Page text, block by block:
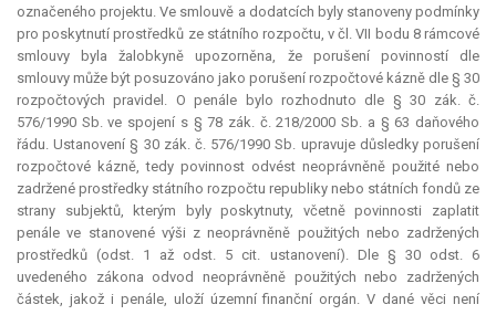
označeného projektu. Ve smlouvě a dodatcích byly stanoveny podmínky
pro poskytnutí prostředků ze státního rozpočtu, v čl. VII bodu 8 rámcové
smlouvy byla žalobkyně upozorněna, že porušení povinností dle
smlouvy může být posuzováno jako porušení rozpočtové kázně dle § 30
rozpočtových pravidel. O penále bylo rozhodnuto dle § 30 zák. č.
576/1990 Sb. ve spojení s § 78 zák. č. 218/2000 Sb. a § 63 daňového
řádu. Ustanovení § 30 zák. č. 576/1990 Sb. upravuje důsledky porušení
rozpočtové kázně, tedy povinnost odvést neoprávněně použité nebo
zadržené prostředky státního rozpočtu republiky nebo státních fondů ze
strany subjektů, kterým byly poskytnuty, včetně povinnosti zaplatit
penále ve stanovené výši z neoprávněně použitých nebo zadržených
prostředků (odst. 1 až odst. 5 cit. ustanovení). Dle § 30 odst. 6
uvedeného zákona odvod neoprávněně použitých nebo zadržených
částek, jakož i penále, uloží územní finanční orgán. V dané věci není